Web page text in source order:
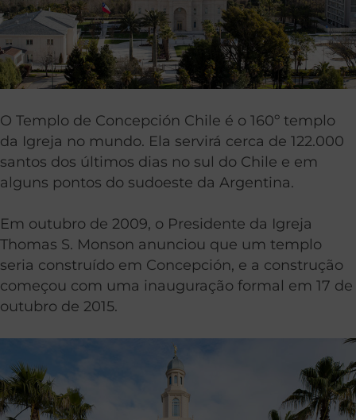
O Templo de Concepción Chile é o 160º templo
da Igreja no mundo. Ela servirá cerca de 122.000
santos dos últimos dias no sul do Chile e em
alguns pontos do sudoeste da Argentina.
Em outubro de 2009, o Presidente da Igreja
Thomas S. Monson anunciou que um templo
seria construído em Concepción, e a construção
começou com uma inauguração formal em 17 de
outubro de 2015.